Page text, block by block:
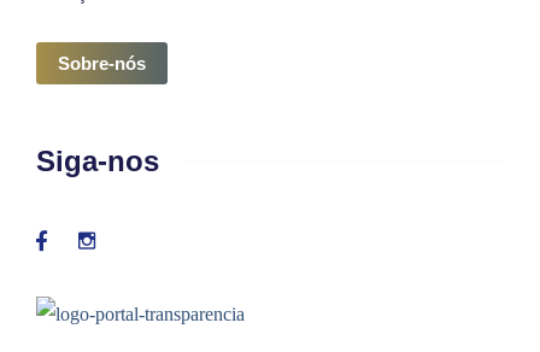
Sobre-nós
Siga-nos